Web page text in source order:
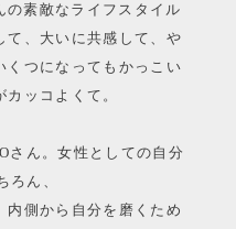
素敵なライフスタイル
て、大いに共感して、や
くつになってもかっこい
ッコよくて。
さん。女性としての自分
ろん、
内側から自分を磨くため